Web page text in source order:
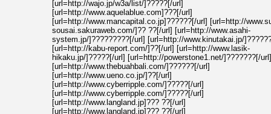
[url=http://wajo.jp/w3a/list/]?????[/url]
[url=http://www.aquelablue.com]???[/url]
[url=http://www.mancapital.co.jp]??????[/url] [url=http://
sousai.sakuraweb.com/]?? ??[/url] [url=http://www.asahi-
system.jp/]?????????[/url] [url=http://www.kinutakai.jp/
[url=http://kabu-report.com/]??[/url] [url=http://www.lasik-
hikaku.jp/]?????[/url] [url=http://powerstone1.net/]???????[/url]
[url=http://www.thebuahbali.com/]??????[/url]
[url=http://www.ueno.co.jp/]??[/url]
[url=http://www.cyberripple.com/]?????[/url]
[url=http://www.cyberripple.com/]?????[/url]
[url=http://www.langland.jp]??? ??[/url]
[url=http://www.langland.jp]??? ??[/url]